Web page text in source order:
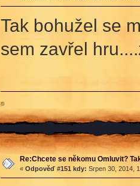
Tak bohužel se
sem zavřel
ற
Re:Chcete se někomu Omluvit?
« Odpověď #151 kdy: Srpen 30, 2014,